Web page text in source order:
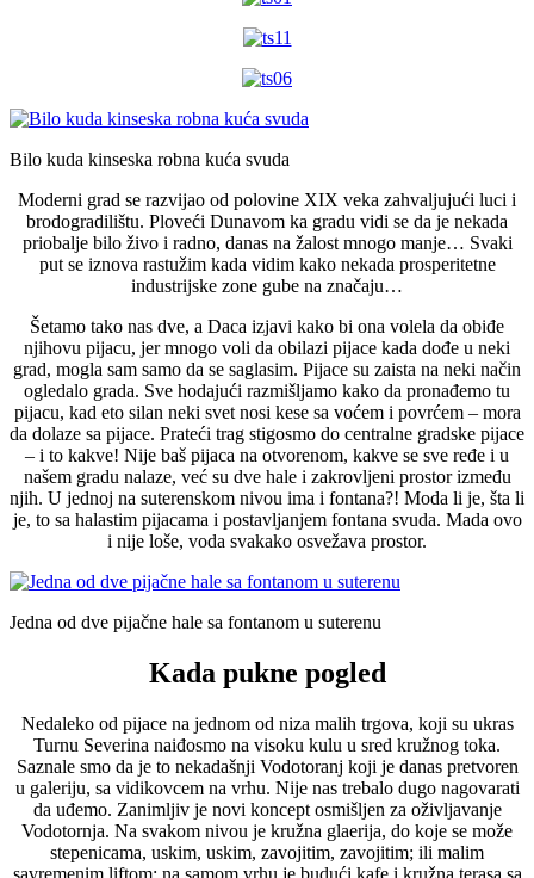
Bilo kuda kinseska robna kuća svuda
Moderni grad se razvijao od polovine XIX veka zahvaljujući luci i
brodogradilištu. Ploveći Dunavom ka gradu vidi se da je nekada
priobalje bilo živo i radno, danas na žalost mnogo manje… Svaki
put se iznova rastužim kada vidim kako nekada prosperitetne
industrijske zone gube na značaju…
Šetamo tako nas dve, a Daca izjavi kako bi ona volela da obiđe
njihovu pijacu, jer mnogo voli da obilazi pijace kada dođe u neki
grad, mogla sam samo da se saglasim. Pijace su zaista na neki način
ogledalo grada. Sve hodajući razmišljamo kako da pronađemo tu
pijacu, kad eto silan neki svet nosi kese sa voćem i povrćem – mora
da dolaze sa pijace. Prateći trag stigosmo do centralne gradske pijace
– i to kakve! Nije baš pijaca na otvorenom, kakve se sve ređe i u
našem gradu nalaze, već su dve hale i zakrovljeni prostor između
njih. U jednoj na suterenskom nivou ima i fontana?! Moda li je, šta li
je, to sa halastim pijacama i postavljanjem fontana svuda. Mada ovo
i nije loše, voda svakako osvežava prostor.
Jedna od dve pijačne hale sa fontanom u suterenu
Kada pukne pogled
Nedaleko od pijace na jednom od niza malih trgova, koji su ukras
Turnu Severina naiđosmo na visoku kulu u sred kružnog toka.
Saznale smo da je to nekadašnji Vodotoranj koji je danas pretvoren
u galeriju, sa vidikovcem na vrhu. Nije nas trebalo dugo nagovarati
da uđemo. Zanimljiv je novi koncept osmišljen za oživljavanje
Vodotornja. Na svakom nivou je kružna glaerija, do koje se može
stepenicama, uskim, uskim, zavojitim, zavojitim; ili malim